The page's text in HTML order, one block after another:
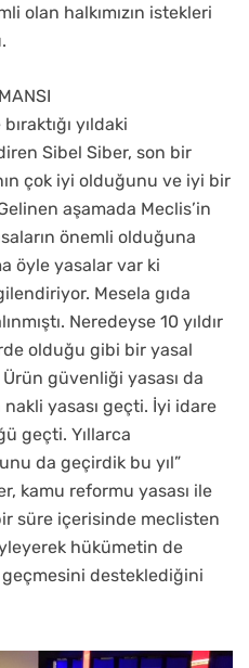
olan halkımızın istekleri
yıldaki
Sibel Siber, son bir
çok iyi olduğunu ve iyi bir
aşamada Meclis’in
önemli olduğuna
öyle yasalar var ki
Mesela gıda
Neredeyse 10 yıldır
olduğu gibi bir yasal
güvenliği yasası da
yasası geçti. İyi idare
geçti. Yıllarca
da geçirdik bu yıl”
kamu reformu yasası ile
süre içerisinde meclisten
hükümetin de
desteklediğini